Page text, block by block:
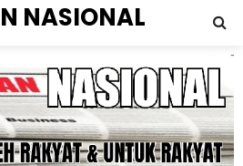
NASIONAL